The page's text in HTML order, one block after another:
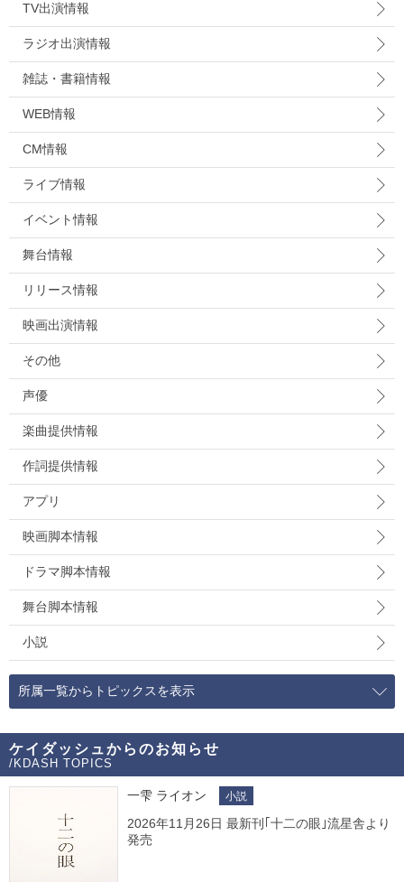
TV出演情報
ラジオ出演情報
雑誌・書籍情報
WEB情報
CM情報
ライブ情報
イベント情報
舞台情報
リリース情報
映画出演情報
その他
声優
楽曲提供情報
作詞提供情報
アプリ
映画脚本情報
ドラマ脚本情報
舞台脚本情報
小説
所属一覧からトピックスを表示
ケイダッシュからのお知らせ
/KDASH TOPICS
一雫 ライオン 小説
2026年11月26日 最新刊｢十二の眼｣流星舎より
発売